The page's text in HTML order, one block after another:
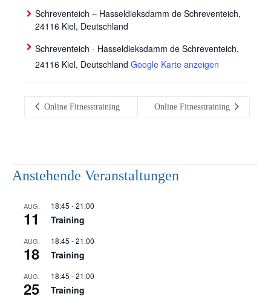
Schreventeich – Hasseldieksdamm de Schreventeich,
24116 Kiel, Deutschland
Schreventeich - Hasseldieksdamm de Schreventeich,
24116 Kiel, Deutschland Google Karte anzeigen
Online Fitnesstraining Online Fitnesstraining
Anstehende Veranstaltungen
AUG.
11
18:45 -21:00
Training
AUG.
18
18:45 -21:00
Training
AUG.
25
18:45 -21:00
Training